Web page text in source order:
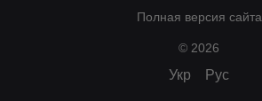
Полная версия сайта
© 2026
Укр Рус